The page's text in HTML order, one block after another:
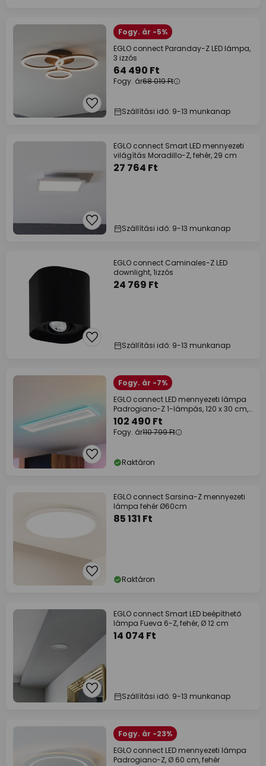
Fogy. ár -5%
EGLO connect Paranday-Z LED lámpa,
3 izzós
64 490 Ft
Fogy. ár68 019 Ft
Szállítási idő: 9-13 munkanap
EGLO connect Smart LED mennyezeti
világítás Moradillo-Z, fehér, 29 cm
27 764 Ft
Szállítási idő: 9-13 munkanap
EGLO connect Caminales-Z LED
downlight, 1izzós
24 769 Ft
Szállítási idő: 9-13 munkanap
Fogy. ár -7%
EGLO connect LED mennyezeti lámpa
Padrogiano-Z 1-lámpás, 120 x 30 cm,
120 x 30
102 490 Ft
Fogy. ár110 799 Ft
Raktáron
EGLO connect Sarsina-Z mennyezeti
lámpa fehér Ø60cm
85 131 Ft
Raktáron
EGLO connect Smart LED beépíthető
lámpa Fueva 6-Z, fehér, Ø 12 cm
14 074 Ft
Szállítási idő: 9-13 munkanap
Fogy. ár -23%
EGLO connect LED mennyezeti lámpa
Padrogiano-Z, Ø 60 cm, fehér